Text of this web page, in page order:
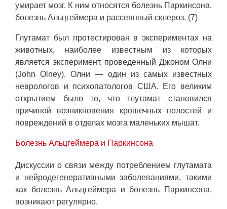
умирает мозг. К ним относятся болезнь Паркинсона,
болезнь Альцгеймера и рассеянный склероз. (7)
Глутамат был протестирован в экспериментах на
животных, наиболее известным из которых
является эксперимент, проведенный Джоном Олни
(John Olney). Олни — один из самых известных
неврологов и психопатологов США. Его великим
открытием было то, что глутамат становился
причиной возникновения крошечных полостей и
повреждений в отделах мозга маленьких мышат.
Болезнь Альцгеймера и Паркинсона
Дискуссии о связи между потреблением глутамата
и нейродегенеративными заболеваниями, такими
как болезнь Альцгеймера и болезнь Паркинсона,
возникают регулярно.